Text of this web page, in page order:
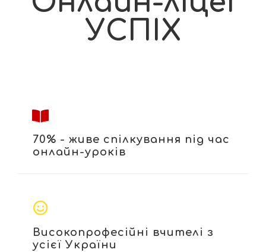
УСПІХ
70% - живе спілкування під час
онлайн-уроків
Високопрофесійні вчителі з
усієї України